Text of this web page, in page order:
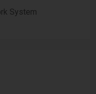
System